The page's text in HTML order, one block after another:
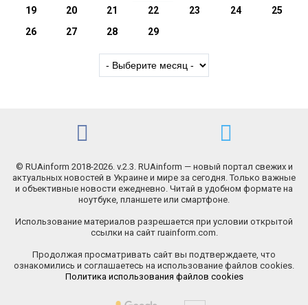
19
20 21 22 23 24
25
26
27 28 29
© RUAinform 2018-2026. v.2.3. RUAinform — новый портал свежих и
актуальных новостей в Украине и мире за сегодня. Только важные
и объективные новости ежедневно. Читай в удобном формате на
ноутбуке, планшете или смартфоне.
Использование материалов разрешается при условии открытой
ссылки на сайт ruainform.com.
Продолжая просматривать сайт вы подтверждаете, что
ознакомились и соглашаетесь на использование файлов cookies.
Политика использования файлов cookies